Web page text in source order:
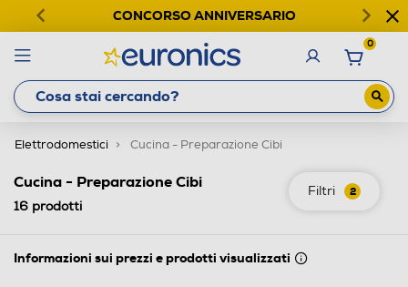
CONCORSO ANNIVERSARIO
0
Elettrodomestici Cucina - Preparazione Cibi
Filtri 2
Cucina - Preparazione Cibi
16 prodotti
Informazioni sui prezzi e prodotti visualizzati